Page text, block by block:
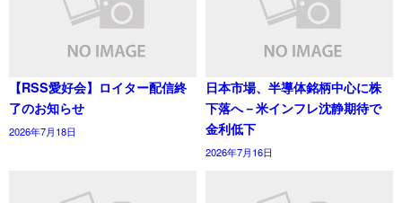
【RSS愛好会】ロイター配信終
了のお知らせ
2026年7月18日
日本市場、半導体銘柄中心に株
下落へ－米インフレ沈静期待で
金利低下
2026年7月16日